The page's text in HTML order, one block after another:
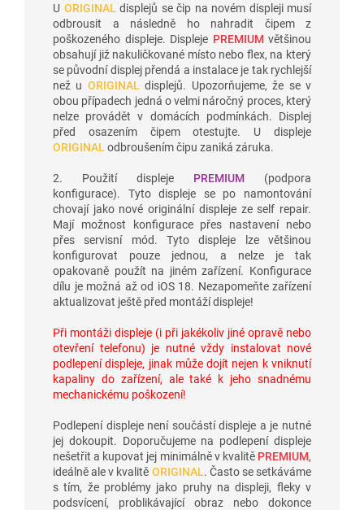
U ORIGINAL displejů se čip na novém displeji musí
odbrousit a následně ho nahradit čipem z
poškozeného displeje. Displeje PREMIUMvětšinou
obsahují již nakuličkované místo nebo flex, na který
se původní displej přendá a instalace je tak rychlejší
než u ORIGINAL displejů. Upozorňujeme, že se v
obou případech jedná o velmi náročný proces, který
nelze provádět v domácích podmínkách. Displej
před osazením čipem otestujte. U displeje
ORIGINAL odbroušením čipu zaniká záruka.
2. Použití displeje PREMIUM (podpora
konfigurace). Tyto displeje se po namontování
chovají jako nové originální displeje ze self repair.
Mají možnost konfigurace přes nastavení nebo
přes servisní mód. Tyto displeje lze většinou
konfigurovat pouze jednou, a nelze je tak
opakovaně použít na jiném zařízení. Konfigurace
dílu je možná až od iOS 18. Nezapomeňte zařízení
aktualizovat ještě před montáží displeje!
Při montáži displeje (i při jakékoliv jiné opravě nebo
otevření telefonu) je nutné vždy instalovat nové
podlepení displeje, jinak může dojít nejen k vniknutí
kapaliny do zařízení, ale také k jeho snadnému
mechanickému poškození!
Podlepení displeje není součástí displeje a je nutné
jej dokoupit. Doporučujeme na podlepení displeje
nešetřit a kupovat jej minimálně v kvalitě PREMIUM,
ideálně ale v kvalitě ORIGINAL. Často se setkáváme
s tím, že problémy jako pruhy na displeji, fleky v
podsvícení, problikávající obraz nebo dokonce